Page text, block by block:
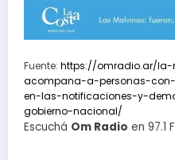
Fuente: https://omradio.ar/
acompana-a-personas-
en-las-notificaciones-y-
gobierno-nacional/
Escuchá Om Radio en 97.1